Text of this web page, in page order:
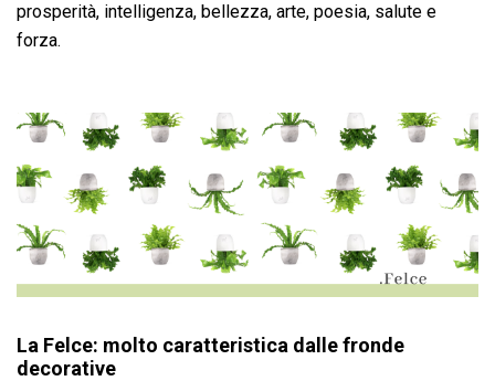
prosperità, intelligenza, bellezza, arte, poesia, salute e
forza.
La Felce: molto caratteristica dalle fronde
decorative